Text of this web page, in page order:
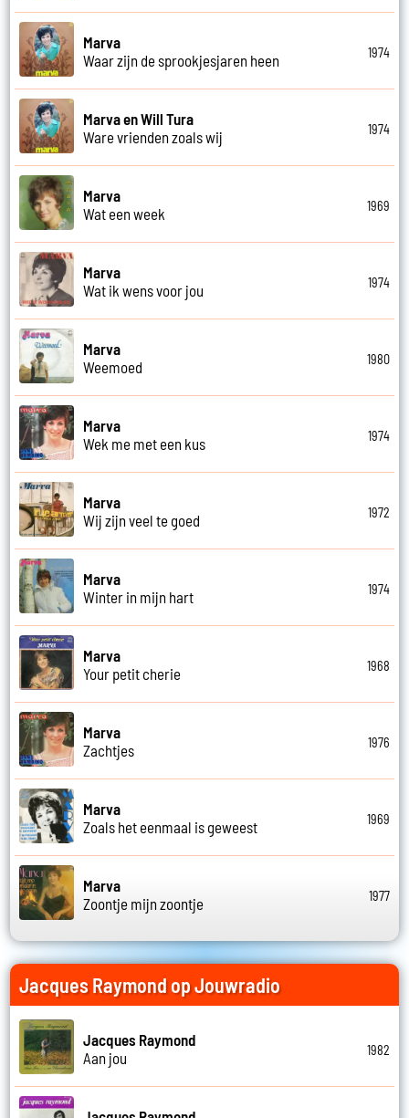
Marva
Waar zijn de sprookjesjaren heen
1974
Marva en Will Tura
Ware vrienden zoals wij
1974
Marva
Wat een week
1969
Marva
Wat ik wens voor jou
1974
Marva
Weemoed
1980
Marva
Wek me met een kus
1974
Marva
Wij zijn veel te goed
1972
Marva
Winter in mijn hart
1974
Marva
Your petit cherie
1968
Marva
Zachtjes
1976
Marva
Zoals het eenmaal is geweest
1969
Marva
Zoontje mijn zoontje
1977
Jacques Raymond op Jouwradio
Jacques Raymond
Aan jou
1982